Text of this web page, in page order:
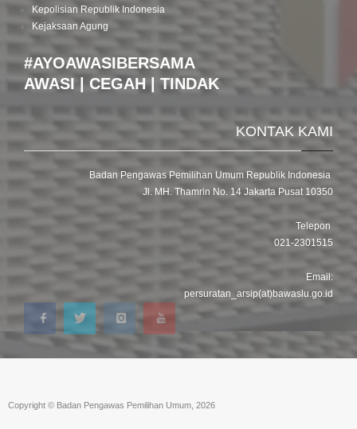
Kepolisian Republik Indonesia
Kejaksaan Agung
#AYOAWASIBERSAMA
AWASI | CEGAH | TINDAK
KONTAK KAMI
Badan Pengawas Pemilihan Umum Republik Indonesia
Jl. MH. Thamrin No. 14 Jakarta Pusat 10350
Telepon
021-2301515
Email:
persuratan_arsip(at)bawaslu.go.id
Copyright © Badan Pengawas Pemilihan Umum, 2026